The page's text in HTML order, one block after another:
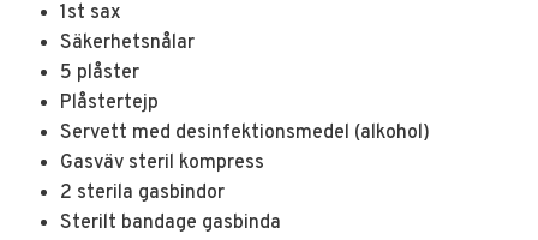
1st sax
Säkerhetsnålar
5 plåster
Plåstertejp
Servett med desinfektionsmedel (alkohol)
Gasväv steril kompress
2 sterila gasbindor
Sterilt bandage gasbinda